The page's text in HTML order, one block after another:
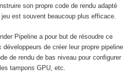
son propre code de rendu adapté
est souvent beaucoup plus efficace.
Pipeline a pour but de résoudre ce
de créer leur propre pipeline
de rendu de bas niveau pour configurer
tampons GPU, etc.